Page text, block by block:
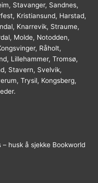
Stavanger, Sandnes,
Kristiansund, Harstad,
Knarrevik, Straume,
Molde, Notodden,
Råholt,
Lillehammer, Tromsø,
Stavern, Svelvik,
Trysil, Kongsberg,
husk å sjekke Bookworld